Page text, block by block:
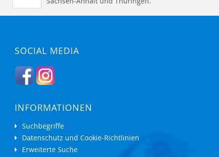
SOCIAL MEDIA
INFORMATIONEN
Suchbegriffe
Datenschutz und Cookie-Richtlinien
Erweiterte Suche